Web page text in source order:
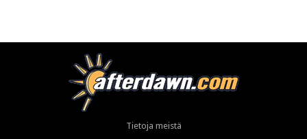
Tietoja meistä